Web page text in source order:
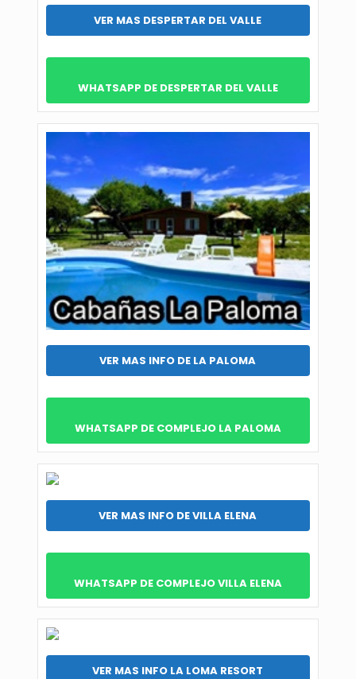
VER MAS DESPERTAR DEL VALLE
WHATSAPP DE DESPERTAR DEL VALLE
VER MAS INFO DE LA PALOMA
WHATSAPP DE COMPLEJO LA PALOMA
VER MAS INFO DE VILLA ELENA
WHATSAPP DE COMPLEJO VILLA ELENA
VER MAS INFO LA LOMA RESORT